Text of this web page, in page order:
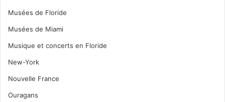
Musées de Floride
Musées de Miami
Musique et concerts en Floride
New-York
Nouvelle France
Ouragans